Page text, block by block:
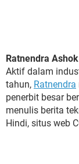
Ratnendra
Aktif dalam
tahun, Ratnendra
penerbit besar
menulis berita
Hindi, situs web